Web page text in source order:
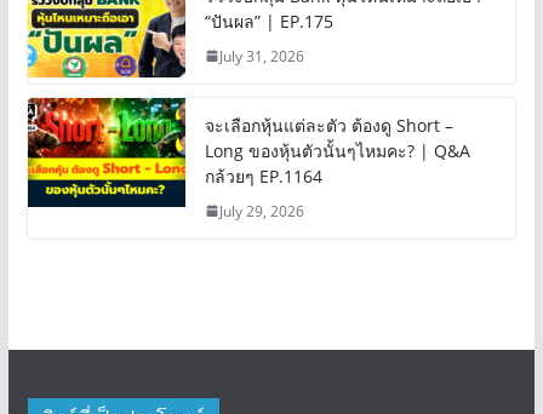
“ปันผล” | EP.175
July 31, 2026
จะเลือกหุ้นแต่ละตัว ต้องดู Short –
Long ของหุ้นตัวนั้นๆไหมคะ? | Q&A
กล้วยๆ EP.1164
July 29, 2026